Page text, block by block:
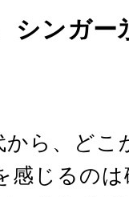
シンガー
ら、どこ
感じるの